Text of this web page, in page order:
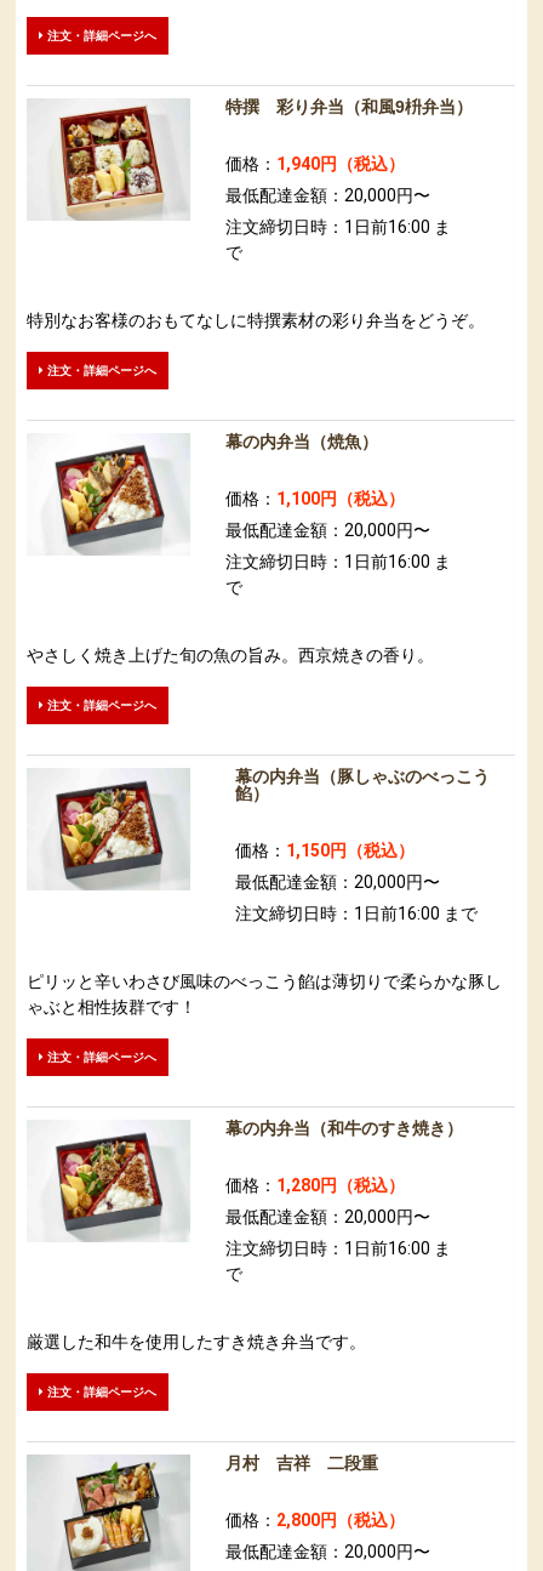
注文・詳細ページへ
特撰 彩り弁当（和風9枡弁当）
価格： 1,940円（税込）
最低配達金額：20,000円〜
注文締切日時：1日前16:00 ま
で
特別なお客様のおもてなしに特撰素材の彩り弁当をどうぞ​。
注文・詳細ページへ
幕の内弁当（焼魚）
価格： 1,100円（税込）
最低配達金額：20,000円〜
注文締切日時：1日前16:00 ま
で
やさしく焼き上げた旬の魚の旨み。西京焼きの香り。
注文・詳細ページへ
幕の内弁当（豚しゃぶのべっこう
餡）
価格： 1,150円（税込）
最低配達金額：20,000円〜
注文締切日時：1日前16:00 まで
ピリッと辛いわさび風味のべっこう餡は薄切りで柔らかな豚し
ゃぶと相性抜群です！
注文・詳細ページへ
幕の内弁当（和牛のすき焼き）
価格： 1,280円（税込）
最低配達金額：20,000円〜
注文締切日時：1日前16:00 ま
で
厳選した和牛を使用したすき焼き弁当です。
注文・詳細ページへ
月村 吉祥 二段重
価格： 2,800円（税込）
最低配達金額：20,000円〜